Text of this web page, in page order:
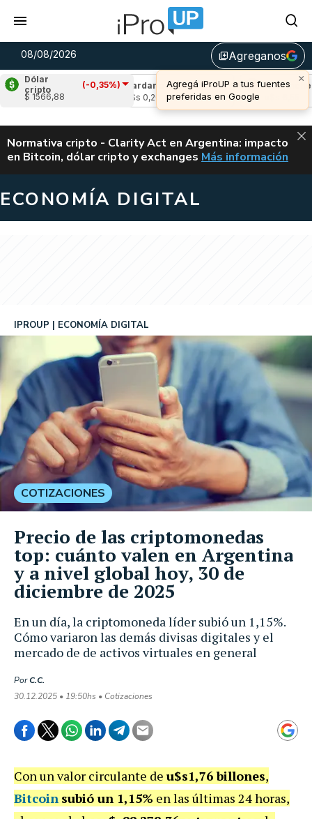
08/08/2026 library_addAgreganos
×
Agregá iProUP a tus fuentes
preferidas en Google
Dólar
cripto
(-0,35%)
$ 1566,88
0,57%) Cardano
(-0,09%)
u$s 0,20
Avalanche
u$s 6,55
ALERTA
Normativa cripto - Clarity Act en Argentina: impacto
en Bitcoin, dólar cripto y exchanges CLARITY ACT EN
Más información
ECONOMÍA DIGITAL
En un día, la criptomoneda líder subió un 1,15%.
Cómo variaron las demás divisas digitales y el
mercado de de activos virtuales en general
IPROUP ECONOMÍA DIGITAL
PorC.C.
30.12.2025 • 19:50hs • Cotizaciones
COTIZACIONES
Precio de las criptomonedas
top: cuánto valen en Argentina
y a nivel global hoy, 30 de
diciembre de 2025
Con un valor circulante de u$s1,76 billones,
Bitcoin subió un 1,15% en las últimas 24 horas,